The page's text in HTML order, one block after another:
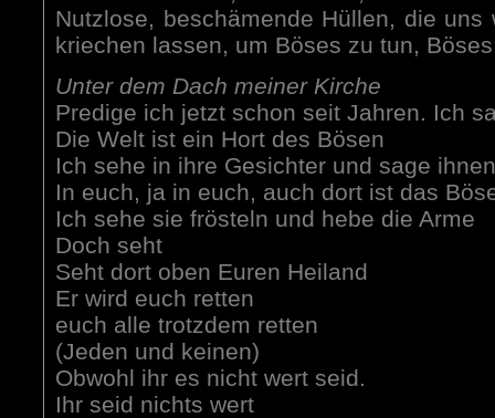
Nutzlose, beschämende Hüllen, die
kriechen lassen, um Böses zu tun,
Unter dem Dach meiner Kirche
Predige ich jetzt schon seit Jahren. Ich
Die Welt ist ein Hort des Bösen
Ich sehe in ihre Gesichter und sage ihnen
In euch, ja in euch, auch dort ist das
Ich sehe sie frösteln und hebe die Arme
Doch seht
Seht dort oben Euren Heiland
Er wird euch retten
euch alle trotzdem retten
(Jeden und keinen)
Obwohl ihr es nicht wert seid.
Ihr seid nichts wert